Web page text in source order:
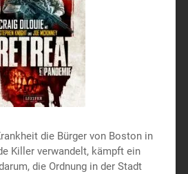
die Bürger von Boston in
Killer verwandelt, kämpft ein
die Ordnung in der Stadt